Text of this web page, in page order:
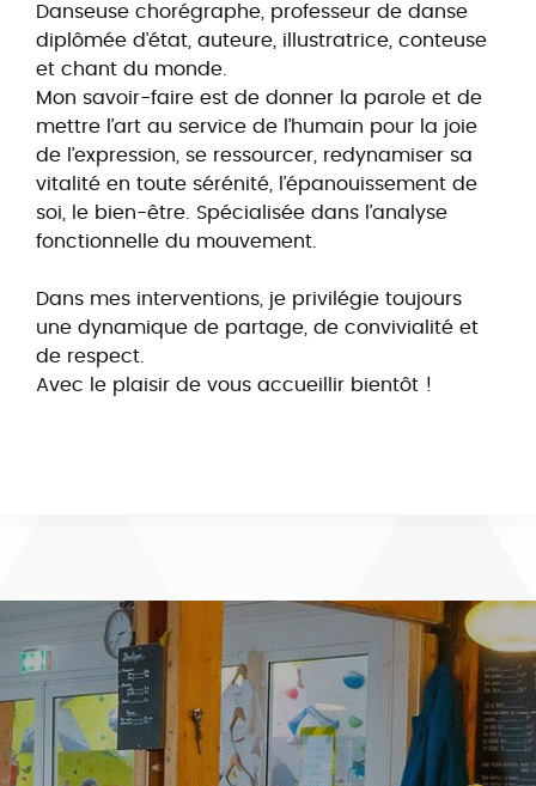
Danseuse chorégraphe, professeur de danse
diplômée d’état, auteure, illustratrice, conteuse
et chant du monde.
Mon savoir-faire est de donner la parole et de
mettre l’art au service de l’humain pour la joie
de l’expression, se ressourcer, redynamiser sa
vitalité en toute sérénité, l’épanouissement de
soi, le bien-être. Spécialisée dans l’analyse
fonctionnelle du mouvement.
Dans mes interventions, je privilégie toujours
une dynamique de partage, de convivialité et
de respect.
Avec le plaisir de vous accueillir bientôt !